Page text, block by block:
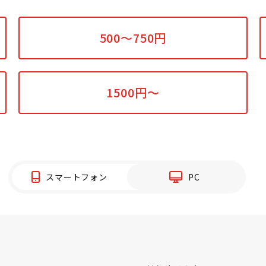
500～750円
1500円～
スマートフォン PC